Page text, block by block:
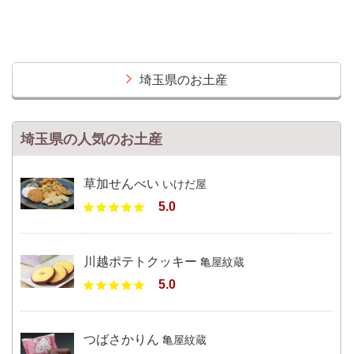
埼玉県のお土産
埼玉県の人気のお土産
草加せんべい いけだ屋
5.0
川越ポテトクッキー 亀屋紋蔵
5.0
つばさかりん 亀屋紋蔵